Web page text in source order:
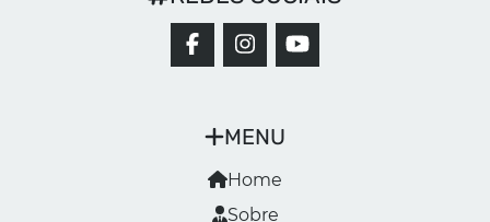
MENU
Home
Sobre